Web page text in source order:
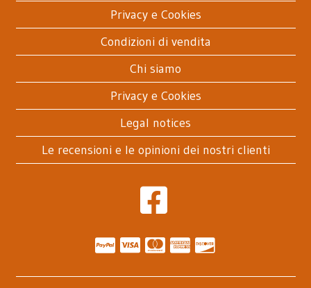
Privacy e Cookies
Condizioni di vendita
Chi siamo
Privacy e Cookies
Legal notices
Le recensioni e le opinioni dei nostri clienti